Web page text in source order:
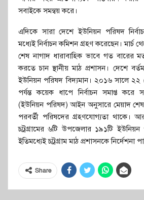
সবাইকে সমন্বয় করে।
এদিকে সারা দেশে ইউনিয়ন পরিষদ
মধ্যেই নির্বাচন কমিশন গ্রহণ করেছেন।
শেষ নাগাদ ধারাবাহিক ভাবে গত বারের
করতে চান স্থানীয় মাঠ প্রশাসন। দেশে
ইউনিয়ন পরিষদ বিদ্যমান। ২০১৬ সালে
পর্যন্ত কয়েক ধাপে নির্বাচন সমাপ্ত করে
(ইউনিয়ন পরিষদ) আইন অনুসারে মেয়াদ
পরবর্তী পরিষদের গ্রহণযোগ্যতা থাকে।
চট্রগ্রামের ৬টি উপজেলার ১৯১টি ইউনিয়ন
ইতিমধ্যেই চট্রগ্রাম মাঠ প্রশাসনকে নির্দেশনা
Share